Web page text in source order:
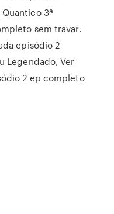
3ª
sem travar.
episódio 2
Legendado, Ver
2 ep completo